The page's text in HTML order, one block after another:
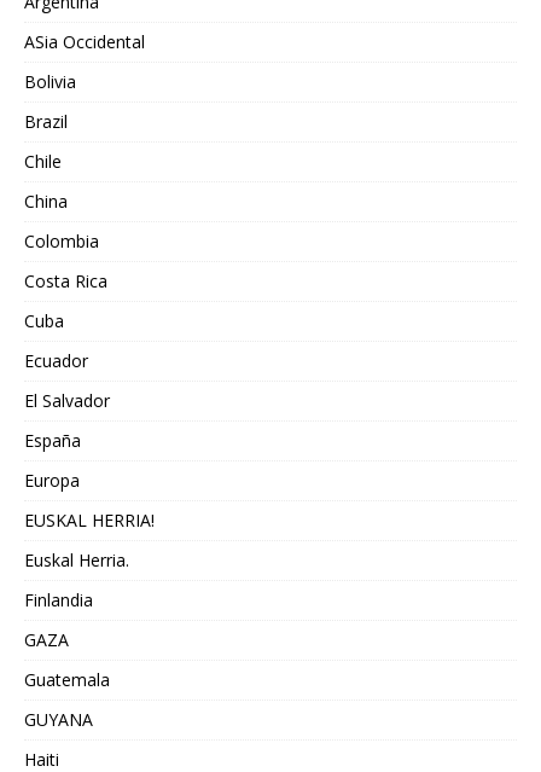
ASia Occidental
Bolivia
Brazil
Chile
China
Colombia
Costa Rica
Cuba
Ecuador
El Salvador
España
Europa
EUSKAL HERRIA!
Euskal Herria.
Finlandia
GAZA
Guatemala
GUYANA
Haiti